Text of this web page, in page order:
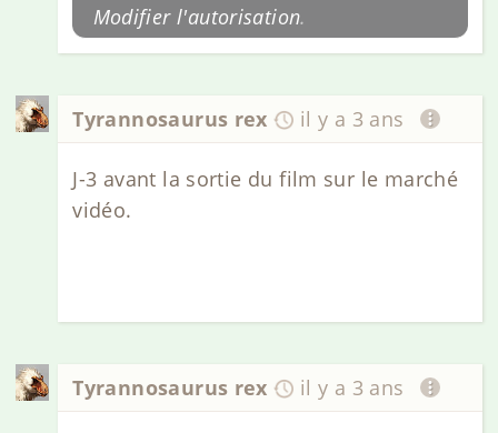
Modifier l'autorisation.
Tyrannosaurus rex il y a 3 ans
J-3 avant la sortie du film sur le marché
vidéo.
Tyrannosaurus rex il y a 3 ans